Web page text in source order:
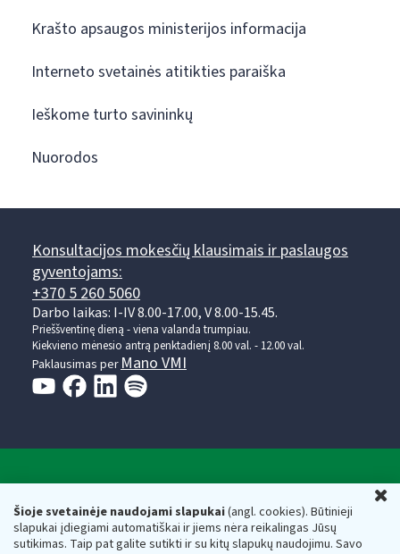
Šioje svetainėje naudojami slapukai(angl. cookies). Būtinieji
slapukai įdiegiami automatiškai ir jiems nėra reikalingas Jūsų
sutikimas. Taip pat galite sutikti ir su kitų slapukų naudojimu. Savo
Krašto apsaugos ministerijos informacija
Interneto svetainės atitikties paraiška
Ieškome turto savininkų
Nuorodos
Konsultacijos mokesčių klausimais ir paslaugos
gyventojams:
+370 5 260 5060
Darbo laikas: I-IV 8.00-17.00, V 8.00-15.45.
Prieššventinę dieną - viena valanda trumpiau.
Kiekvieno mėnesio antrą penktadienį 8.00 val. - 12.00 val.
Paklausimas per Mano VMI
Respublikos finansų ministerijos
Biudžetinė įstaiga. Juridinio asmens kodas — 188659752,